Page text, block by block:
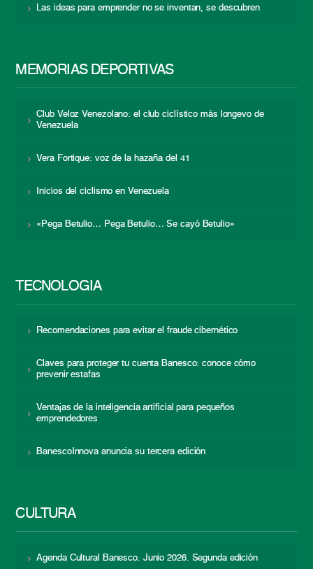
Las ideas para emprender no se inventan, se descubren
MEMORIAS DEPORTIVAS
Club Veloz Venezolano: el club ciclístico más longevo de
Venezuela
Vera Fortique: voz de la hazaña del 41
Inicios del ciclismo en Venezuela
«Pega Betulio… Pega Betulio… Se cayó Betulio»
TECNOLOGÍA
Recomendaciones para evitar el fraude cibernético
Claves para proteger tu cuenta Banesco: conoce cómo
prevenir estafas
Ventajas de la inteligencia artificial para pequeños
emprendedores
BanescoInnova anuncia su tercera edición
CULTURA
Agenda Cultural Banesco. Junio 2026. Segunda edición